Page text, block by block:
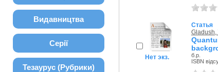
Видавництва
Серії
Тезаурус (Рубрики)
Нет экз.
Статья
Gladush,
б.р.
ISBN